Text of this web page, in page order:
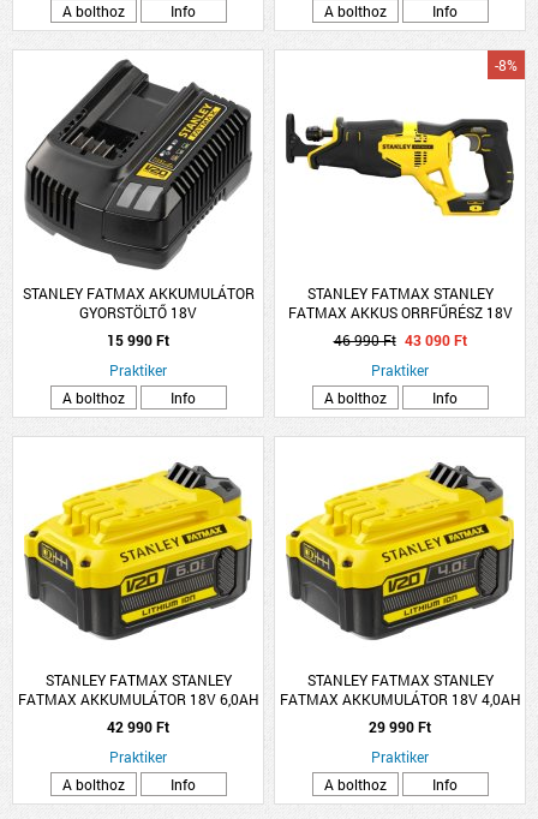
A bolthoz
Info
A bolthoz
Info
STANLEY FATMAX AKKUMULÁTOR
GYORSTÖLTŐ 18V
15 990 Ft
Praktiker
A bolthoz
Info
STANLEY FATMAX STANLEY
FATMAX AKKUS ORRFŰRÉSZ 18V
AKKU ÉS TÖLTŐ NÉLKÜL
-8%
46 990 Ft 43 090 Ft
Praktiker
A bolthoz
Info
STANLEY FATMAX STANLEY
FATMAX AKKUMULÁTOR 18V 6,0AH
LI-ION
42 990 Ft
Praktiker
A bolthoz
Info
STANLEY FATMAX STANLEY
FATMAX AKKUMULÁTOR 18V 4,0AH
LI-ION
29 990 Ft
Praktiker
A bolthoz
Info